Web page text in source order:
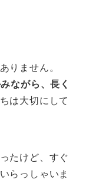
りません。
ながら、長く
は大切にして
たけど、すぐ
らっしゃいま